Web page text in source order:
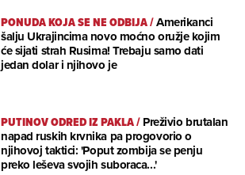
PONUDA KOJA SE NE ODBIJA/Amerikanci
šalju Ukrajincima novo moćno oružje kojim
će sijati strah Rusima! Trebaju samo dati
jedan dolar i njihovo je
PUTINOV ODRED IZ PAKLA/Preživio brutalan
napad ruskih krvnika pa progovorio o
njihovoj taktici: 'Poput zombija se penju
preko leševa svojih suboraca...'